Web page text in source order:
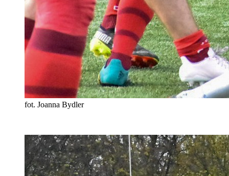
fot. Joanna Bydler